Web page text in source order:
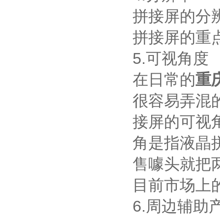
拼接屏的分
拼接屏的重
5.可视角度
在日常的重
很容易弄混
接屏的可视
角是指液晶
售噱头就把
目前市场上
6.周边辅助